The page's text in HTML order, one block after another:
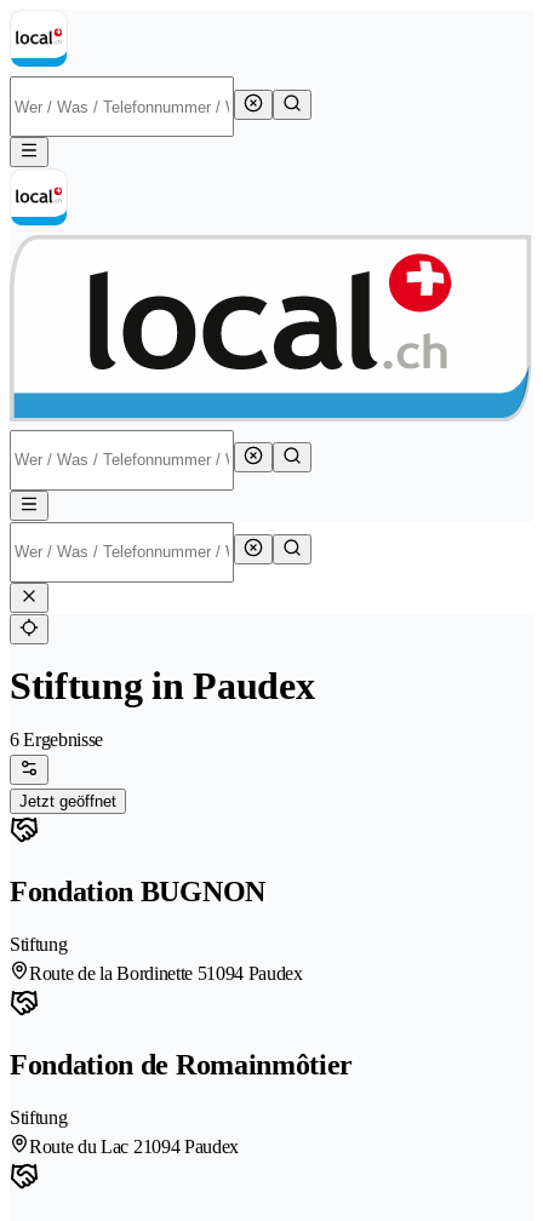
Stiftung in Paudex
6 Ergebnisse
Jetzt geöffnet
Fondation BUGNON
Stiftung
Route de la Bordinette 51094 Paudex
Fondation de Romainmôtier
Stiftung
Route du Lac 21094 Paudex